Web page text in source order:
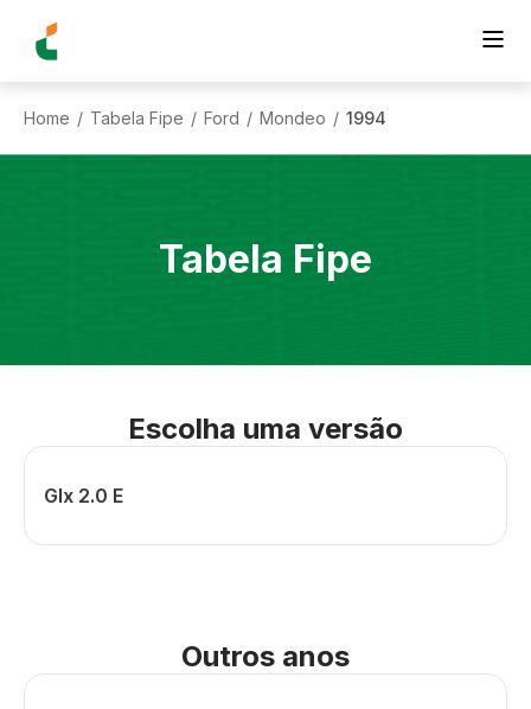
Home / Tabela Fipe / Ford / Mondeo / 1994
Tabela Fipe
Escolha uma versão
Glx 2.0 E
Outros anos